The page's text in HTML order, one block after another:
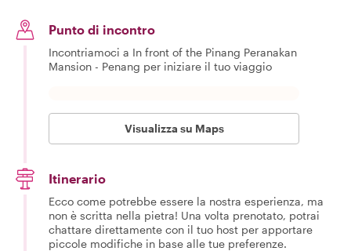
Punto di incontro
Incontriamoci a In front of the Pinang Peranakan
Mansion - Penang per iniziare il tuo viaggio
Visualizza su Maps
Itinerario
Ecco come potrebbe essere la nostra esperienza, ma
non è scritta nella pietra! Una volta prenotato, potrai
chattare direttamente con il tuo host per apportare
piccole modifiche in base alle tue preferenze.